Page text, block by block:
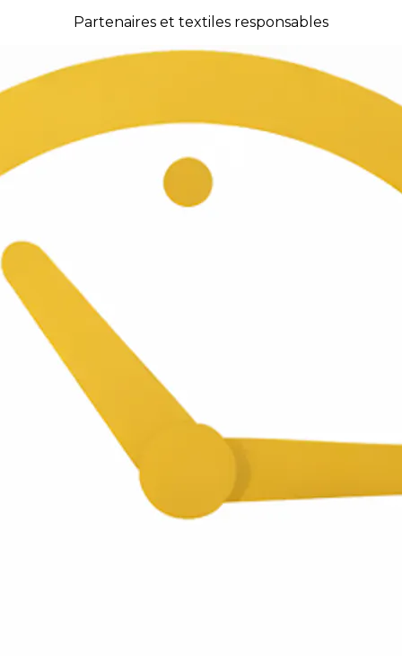
Partenaires et textiles responsables